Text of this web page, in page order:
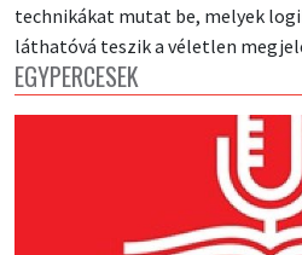
technikákat mutat be, melyek
láthatóvá teszik a véletlen
EGYPERCESEK